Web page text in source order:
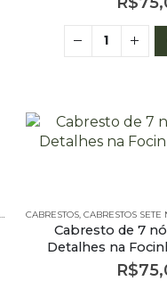
,PE – CABRESTOS - 7 NÓS
CABRESTOS, CABRESTOS SETE
Cabresto de 7
Detalhes na
R$